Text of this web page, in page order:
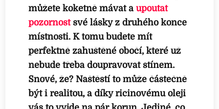
můžete koketně mávat aupoutat
pozornostsvé lásky z druhého konce
místnosti. K tomu budete mít
perfektně zahuštěné obočí, které už
nebude třeba doupravovat stínem.
Snové, že? Naštěstí to může částečně
být i realitou, a díky ricinovému oleji